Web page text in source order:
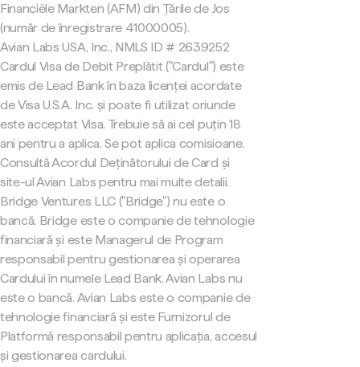
Financiële Markten (AFM) din Țările de Jos
(număr de înregistrare 41000005).
Avian Labs USA, Inc., NMLS ID # 2639252
Cardul Visa de Debit Preplătit ("Cardul") este
emis de Lead Bank în baza licenței acordate
de Visa U.S.A. Inc. și poate fi utilizat oriunde
este acceptat Visa. Trebuie să ai cel puțin 18
ani pentru a aplica. Se pot aplica comisioane.
Consultă Acordul Deținătorului de Card și
site-ul Avian Labs pentru mai multe detalii.
Bridge Ventures LLC ("Bridge") nu este o
bancă. Bridge este o companie de tehnologie
financiară și este Managerul de Program
responsabil pentru gestionarea și operarea
Cardului în numele Lead Bank. Avian Labs nu
este o bancă. Avian Labs este o companie de
tehnologie financiară și este Furnizorul de
Platformă responsabil pentru aplicația, accesul
și gestionarea cardului.